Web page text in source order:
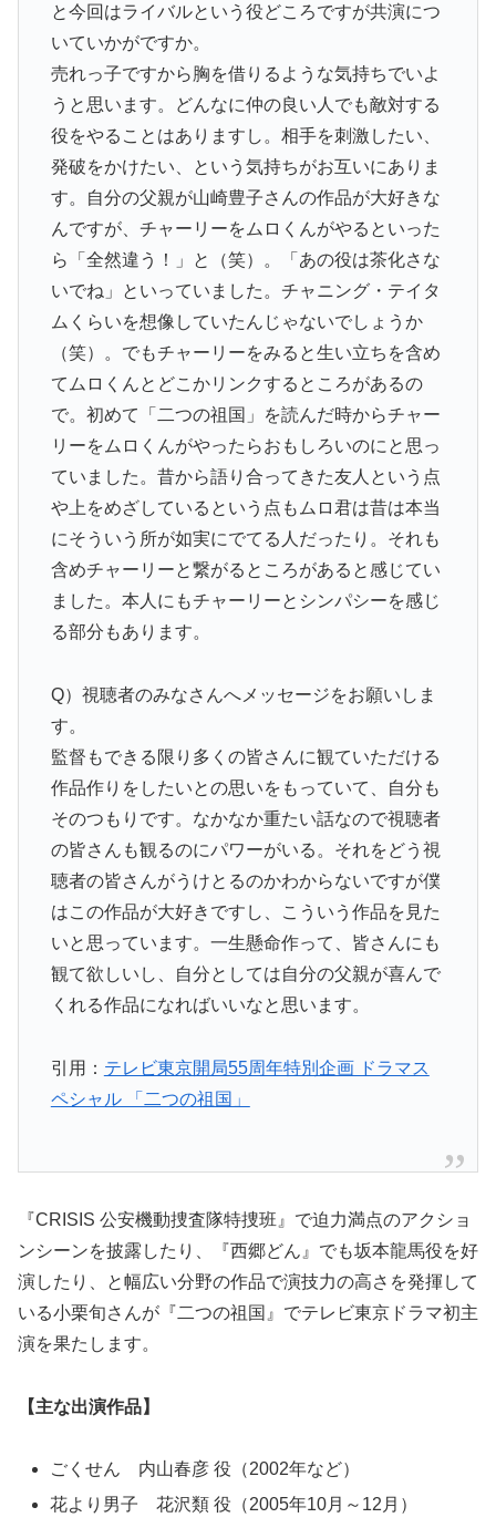
と今回はライバルという役どころですが共演につ
いていかがですか。
売れっ子ですから胸を借りるような気持ちでいよ
うと思います。どんなに仲の良い人でも敵対する
役をやることはありますし。相手を刺激したい、
発破をかけたい、という気持ちがお互いにありま
す。自分の父親が山崎豊子さんの作品が大好きな
んですが、チャーリーをムロくんがやるといった
ら「全然違う！」と（笑）。「あの役は茶化さな
いでね」といっていました。チャニング・テイタ
ムくらいを想像していたんじゃないでしょうか
（笑）。でもチャーリーをみると生い立ちを含め
てムロくんとどこかリンクするところがあるの
で。初めて「二つの祖国」を読んだ時からチャー
リーをムロくんがやったらおもしろいのにと思っ
ていました。昔から語り合ってきた友人という点
や上をめざしているという点もムロ君は昔は本当
にそういう所が如実にでてる人だったり。それも
含めチャーリーと繋がるところがあると感じてい
ました。本人にもチャーリーとシンパシーを感じ
る部分もあります。
Q）視聴者のみなさんへメッセージをお願いしま
す。
監督もできる限り多くの皆さんに観ていただける
作品作りをしたいとの思いをもっていて、自分も
そのつもりです。なかなか重たい話なので視聴者
の皆さんも観るのにパワーがいる。それをどう視
聴者の皆さんがうけとるのかわからないですが僕
はこの作品が大好きですし、こういう作品を見た
いと思っています。一生懸命作って、皆さんにも
観て欲しいし、自分としては自分の父親が喜んで
くれる作品になればいいなと思います。
引用： テレビ東京開局55周年特別企画 ドラマス
ペシャル 「二つの祖国」
『CRISIS 公安機動捜査隊特捜班』で迫力満点のアクショ
ンシーンを披露したり、『西郷どん』でも坂本龍馬役を好
演したり、と幅広い分野の作品で演技力の高さを発揮して
いる小栗旬さんが『二つの祖国』でテレビ東京ドラマ初主
演を果たします。
【主な出演作品】
ごくせん 内山春彦 役（2002年など）
花より男子 花沢類 役（2005年10月～12月）